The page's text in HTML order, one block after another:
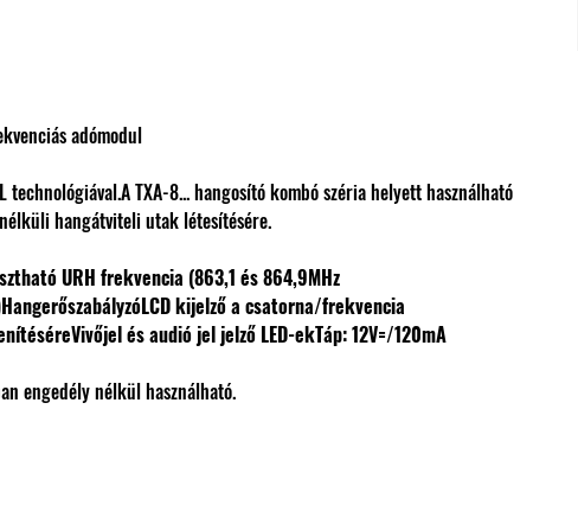
adómodul
technológiával.A TXA-8... hangosító kombó széria helyett használható
hangátviteli utak létesítésére.
URH frekvencia (863,1 és 864,9MHz
HangerőszabályzóLCD kijelző a csatorna/frekvencia
Vivőjel és audió jel jelző LED-ekTáp: 12V=/120mA
engedély nélkül használható.